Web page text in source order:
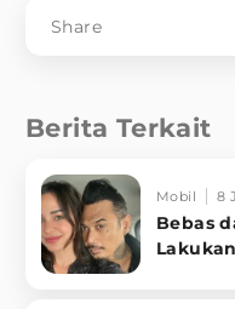
Share
Berita Terkait
Mobil 8
Bebas